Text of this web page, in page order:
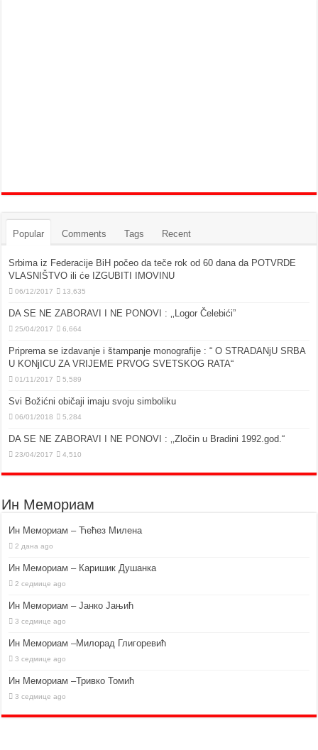
Popular Comments Tags Recent
Srbima iz Federacije BiH počeo da teče rok od 60 dana da POTVRDE
VLASNIŠTVO ili će IZGUBITI IMOVINU
06/12/2017 13,635
DA SE NE ZABORAVI I NE PONOVI : ‚‚Logor Čelebići”
25/04/2017 6,664
Priprema se izdavanje i štampanje monografije : “ O STRADANjU SRBA
U KONjICU ZA VRIJEME PRVOG SVETSKOG RATA“
01/11/2017 5,589
Svi Božićni običaji imaju svoju simboliku
06/01/2018 5,284
DA SE NE ZABORAVI I NE PONOVI : ‚‚Zločin u Bradini 1992.god.“
23/04/2017 4,510
Ин Мемориам
Ин Мемориам – Ћећез Милена
2 дана ago
Ин Мемориам – Каришик Душанка
2 седмице ago
Ин Мемориам – Јанко Јањић
3 седмице ago
Ин Мемориам –Милорад Глигоревић
3 седмице ago
Ин Мемориам –Тривко Томић
3 седмице ago